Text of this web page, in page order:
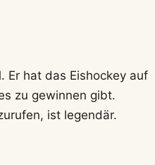
Er hat das Eishockey auf
zu gewinnen gibt.
ist legendär.